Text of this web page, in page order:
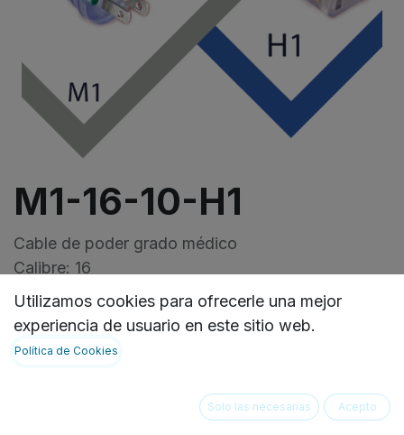
M1-16-10-H1
Cable de poder grado médico
Calibre: 16
Macho: NEMA 5-15P
Hembra: IEC-60320-C13
Longitud: 10pies
https://ideasbiomedicas.odoo.com/document/
4ddd-462c-9c43-2aa397cc1ad5
Utilizamos cookies para ofrecerle una mejor
experiencia de usuario en este sitio web.
Política de Cookies
Solo las necesarias Acepto